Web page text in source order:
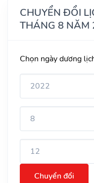
CHUYỂN ĐỔI
THÁNG 8 NĂM
Chọn ngày dương
Chuyển đổi